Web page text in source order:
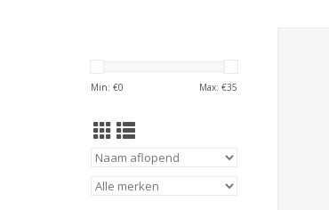
Min: €0 Max: €35